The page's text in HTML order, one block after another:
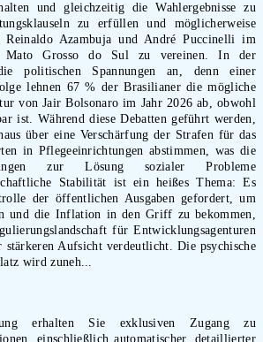
und gleichzeitig die Wahlergebnisse zu
zu erfüllen und möglicherweise
Reinaldo Azambuja und André Puccinelli im
Mato Grosso do Sul zu vereinen. In der
politischen Spannungen an, denn einer
lehnen 67 % der Brasilianer die mögliche
von Jair Bolsonaro im Jahr 2026 ab, obwohl
ist. Während diese Debatten geführt werden,
über eine Verschärfung der Strafen für das
in Pflegeeinrichtungen abstimmen, was die
zur Lösung sozialer Probleme
Stabilität ist ein heißes Thema: Es
der öffentlichen Ausgaben gefordert, um
und die Inflation in den Griff zu bekommen,
für Entwicklungsagenturen
Aufsicht verdeutlicht. Die psychische
wird zuneh...
erhalten Sie exklusiven Zugang zu
einschließlich automatischer, detaillierter